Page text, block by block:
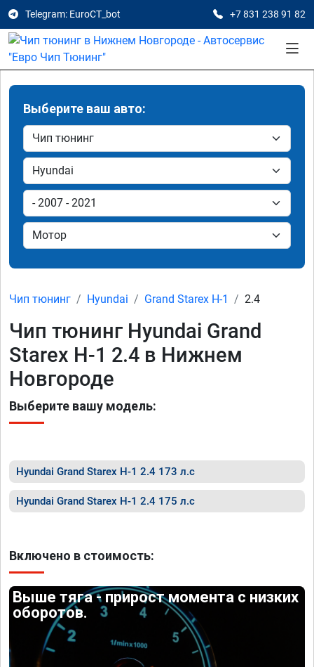
Telegram: EuroCT_bot +7 831 238 91 82
Выберите ваш авто:
Чип тюнинг Hyundai Grand Starex H-1 2.4
Чип тюнинг Hyundai Grand
Starex H-1 2.4 в Нижнем
Новгороде
Выберите вашу модель:
Hyundai Grand Starex H-1 2.4 173 л.с
Hyundai Grand Starex H-1 2.4 175 л.с
Включено в стоимость:
Выше тяга - прирост момента с низких
оборотов.